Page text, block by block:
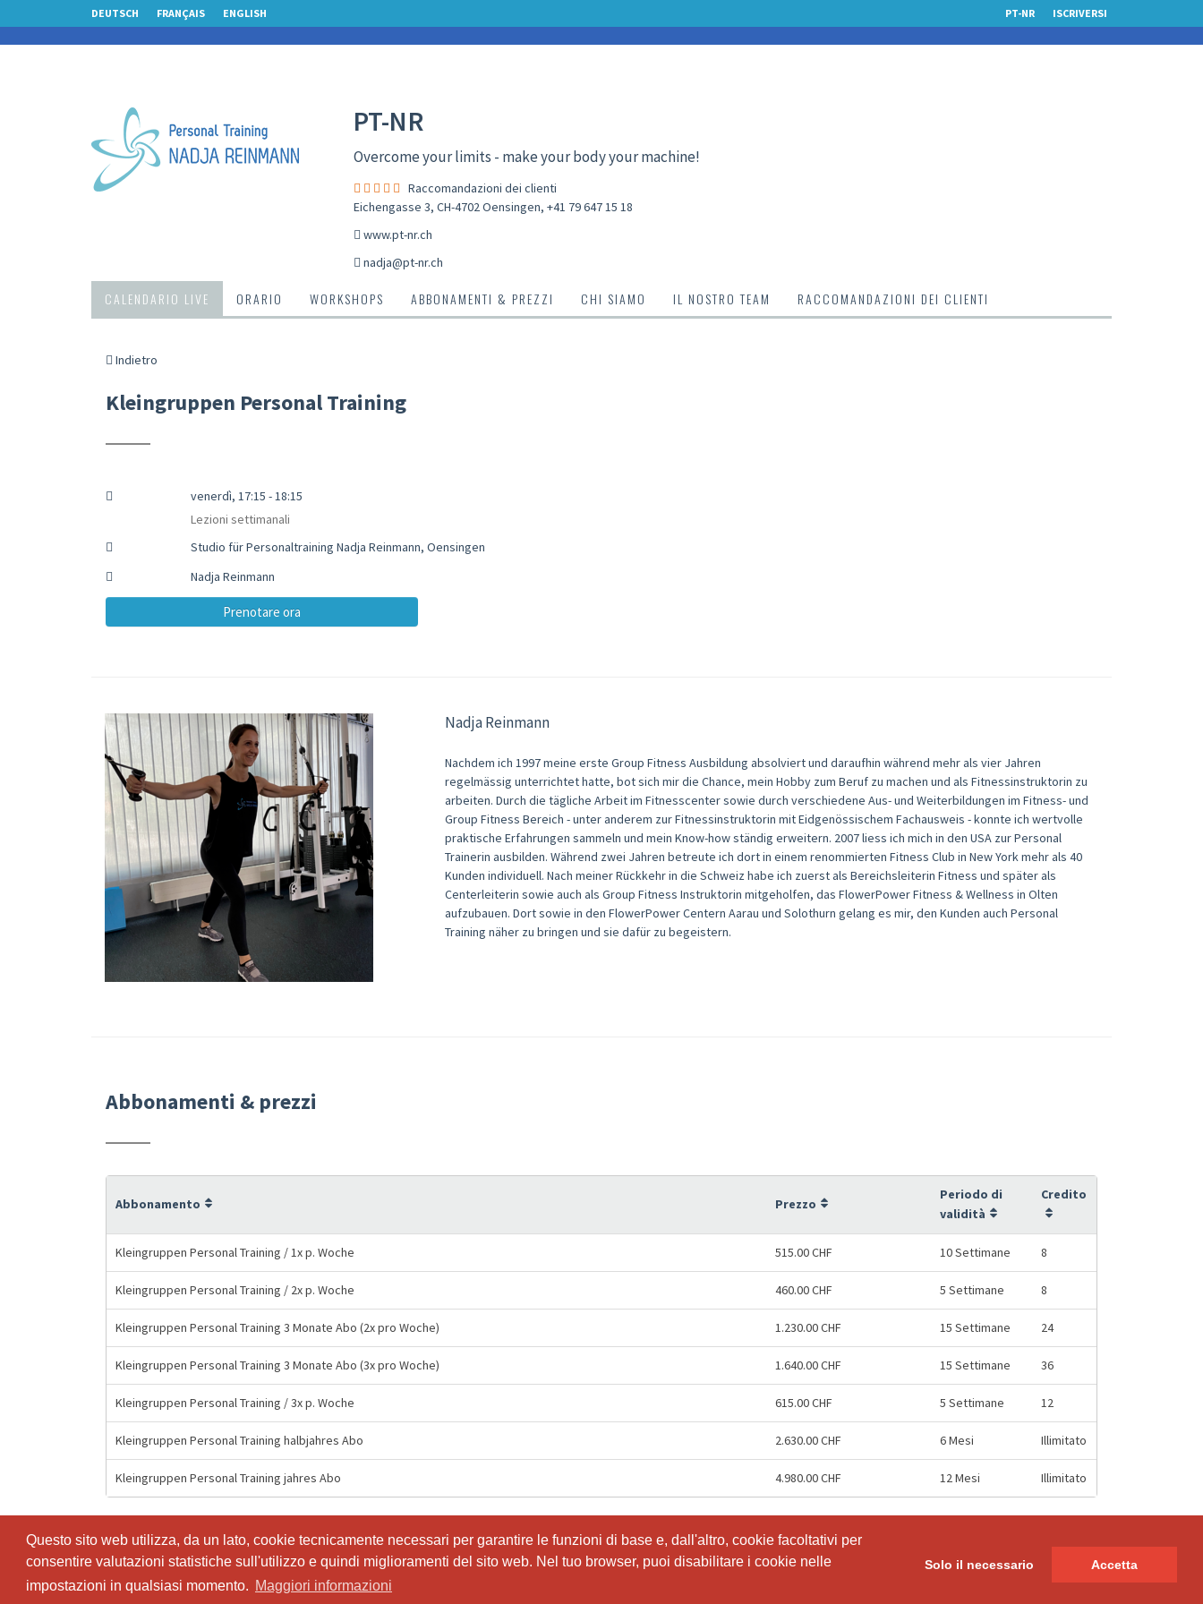
Questo sito web utilizza, da un lato, cookie tecnicamente necessari per garantire le funzioni di base e, dall'altro, cookie facoltativi per
consentire valutazioni statistiche sull'utilizzo e quindi miglioramenti del sito web. Nel tuo browser, puoi disabilitare i cookie nelle
impostazioni in qualsiasi momento. Maggiori informazioni
Solo il necessario Accetta
Questo sito web utilizza, da un lato, cookie tecnicamente necessari per garantire le funzioni di base e, dall'altro, cookie facoltativi per
consentire valutazioni statistiche sull'utilizzo e quindi miglioramenti del sito web. Nel tuo browser, puoi disabilitare i cookie nelle
impostazioni in qualsiasi momento. Maggiori informazioni
Solo il necessario Accetta
DEUTSCH FRANÇAIS ENGLISH PT-NR ISCRIVERSI
PT-NR
Overcome your limits - make your body your machine!
Raccomandazioni dei clienti
Eichengasse 3, CH-4702 Oensingen, +41 79 647 15 18
www.pt-nr.ch
nadja@pt-nr.ch
CALENDARIO LIVE ORARIO WORKSHOPS ABBONAMENTI & PREZZI CHI SIAMO IL NOSTRO TEAM RACCOMANDAZIONI DEI CLIENTI
Indietro
Kleingruppen Personal Training
venerdì, 17:15 - 18:15
Lezioni settimanali
Studio für Personaltraining Nadja Reinmann, Oensingen
Nadja Reinmann
Prenotare ora
Nadja Reinmann
Nachdem ich 1997 meine erste Group Fitness Ausbildung absolviert und daraufhin während mehr als vier Jahren
regelmässig unterrichtet hatte, bot sich mir die Chance, mein Hobby zum Beruf zu machen und als Fitnessinstruktorin zu
arbeiten. Durch die tägliche Arbeit im Fitnesscenter sowie durch verschiedene Aus- und Weiterbildungen im Fitness- und
Group Fitness Bereich - unter anderem zur Fitnessinstruktorin mit Eidgenössischem Fachausweis - konnte ich wertvolle
praktische Erfahrungen sammeln und mein Know-how ständig erweitern. 2007 liess ich mich in den USA zur Personal
Trainerin ausbilden. Während zwei Jahren betreute ich dort in einem renommierten Fitness Club in New York mehr als 40
Kunden individuell. Nach meiner Rückkehr in die Schweiz habe ich zuerst als Bereichsleiterin Fitness und später als
Centerleiterin sowie auch als Group Fitness Instruktorin mitgeholfen, das FlowerPower Fitness & Wellness in Olten
aufzubauen. Dort sowie in den FlowerPower Centern Aarau und Solothurn gelang es mir, den Kunden auch Personal
Training näher zu bringen und sie dafür zu begeistern.
Abbonamenti & prezzi
Abbonamento Prezzo
Periodo di
validità
Credito
Kleingruppen Personal Training / 1x p. Woche 515.00 CHF 10 Settimane 8
Kleingruppen Personal Training / 2x p. Woche 460.00 CHF 5 Settimane 8
Kleingruppen Personal Training 3 Monate Abo (2x pro Woche) 1.230.00 CHF 15 Settimane 24
Kleingruppen Personal Training 3 Monate Abo (3x pro Woche) 1.640.00 CHF 15 Settimane 36
Kleingruppen Personal Training / 3x p. Woche 615.00 CHF 5 Settimane 12
Kleingruppen Personal Training halbjahres Abo 2.630.00 CHF 6 Mesi Illimitato
Kleingruppen Personal Training jahres Abo 4.980.00 CHF 12 Mesi Illimitato
© SportsNow® 2026. Il software svizzero per il tuo studio.